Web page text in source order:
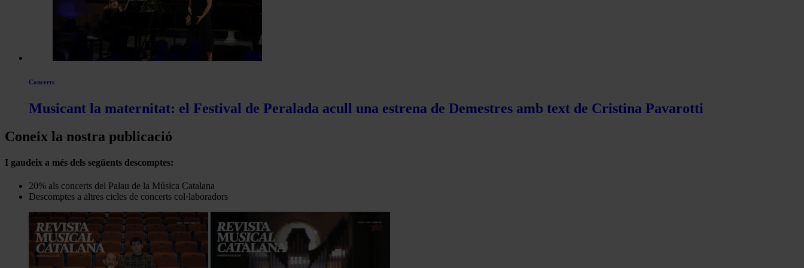
Concerts
Musicant la maternitat: el Festival de Peralada acull una estrena de Demestres amb text de Cristina Pavarotti
Coneix la nostra publicació
I gaudeix a més dels següents descomptes:
20% als concerts del Palau de la Música Catalana
Descomptes a altres cicles de concerts col·laboradors